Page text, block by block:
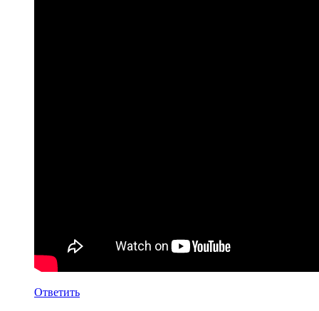
Ответить